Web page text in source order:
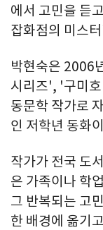
에서 고민을 듣
잡화점의 미스
박현숙은 2006
시리즈', '구미
동문학 작가로
인 저학년 동화
작가가 전국 도
은 가족이나 학
그 반복되는 고
한 배경에 옮기